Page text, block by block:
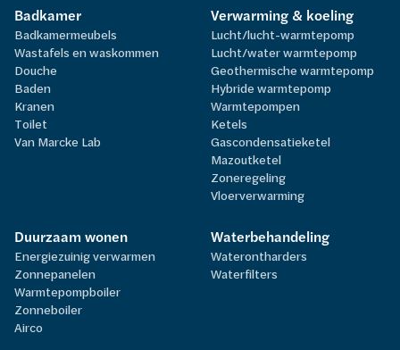
Badkamer
Badkamermeubels
Wastafels en waskommen
Douche
Baden
Kranen
Toilet
Van Marcke Lab
Verwarming & koeling
Lucht/lucht-warmtepomp
Lucht/water warmtepomp
Geothermische warmtepomp
Hybride warmtepomp
Warmtepompen
Ketels
Gascondensatieketel
Mazoutketel
Zoneregeling
Vloerverwarming
Duurzaam wonen
Energiezuinig verwarmen
Zonnepanelen
Warmtepompboiler
Zonneboiler
Airco
Waterbehandeling
Waterontharders
Waterfilters